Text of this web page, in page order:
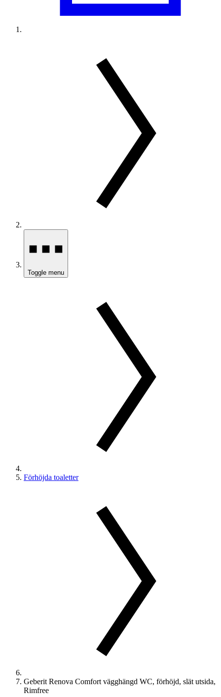
Toggle menu
Förhöjda toaletter
Geberit Renova Comfort vägghängd WC, förhöjd, slät utsida,
Rimfree